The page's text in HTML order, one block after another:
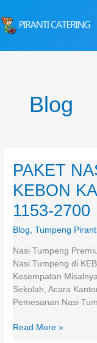
ke
konten
Blog
PAKET
KEBON
1153-2700
Blog ,Tumpeng
Nasi Tumpeng
Nasi Tumpeng di
Kesempatan
Sekolah, Acara
Pemesanan Nasi
PAKET
NASI
TUMPENG
KEBON
KACANG
WA
1153-
2700
Read More »